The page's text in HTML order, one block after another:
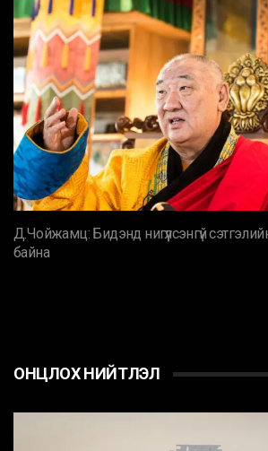
Д.Чойжамц: Бидэнд нигүүлсэнгүй
байна
ОНЦЛОХ НИЙТЛЭЛ